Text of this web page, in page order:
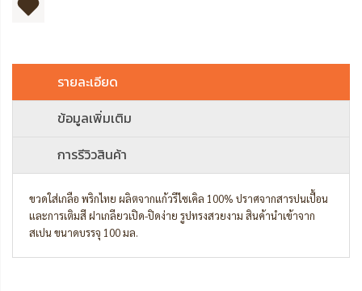
รายละเอียด
ข้อมูลเพิ่มเติม
การรีวิวสินค้า
ขวดใส่เกลือ พริกไทย ผลิตจากแก้วรีไซเคิล 100% ปราศจากสารปนเปื้อน
และการเติมสี ฝาเกลียวเปิด-ปิดง่าย รูปทรงสวยงาม สินค้านำเข้าจาก
สเปน ขนาดบรรจุ 100 มล.